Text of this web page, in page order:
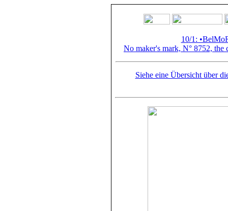
10/1:
No maker's mark, N° 8752, the
Siehe eine Übersicht über